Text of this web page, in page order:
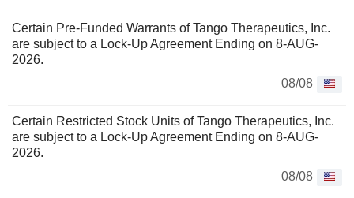
Certain Pre-Funded Warrants of Tango Therapeutics, Inc.
are subject to a Lock-Up Agreement Ending on 8-AUG-
2026.
08/08
Certain Restricted Stock Units of Tango Therapeutics, Inc.
are subject to a Lock-Up Agreement Ending on 8-AUG-
2026.
08/08